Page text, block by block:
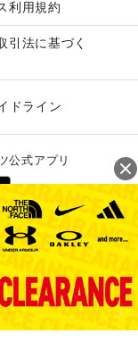
利用規約
引法に基づく
ドライン
公式アプリ